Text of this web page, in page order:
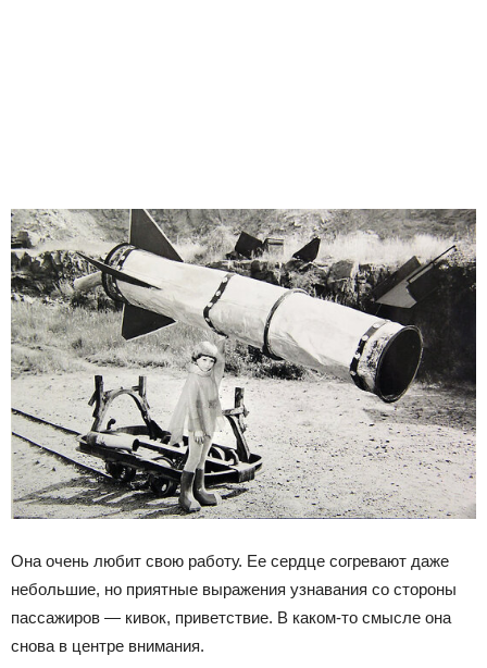
Она очень любит свою работу. Ее сердце согревают даже
небольшие, но приятные выражения узнавания со стороны
пассажиров — кивок, приветствие. В каком-то смысле она
снова в центре внимания.